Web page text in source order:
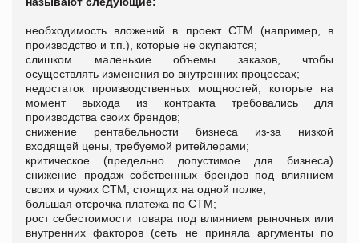
необходимость вложений в проект СТМ (например, в
производство и т.п.), которые не окупаются;
слишком маленькие объемы заказов, чтобы
осуществлять изменения во внутренних процессах;
недостаток производственных мощностей, которые на
момент выхода из контракта требовались для
производства своих брендов;
снижение рентабельности бизнеса из-за низкой
входящей цены, требуемой ритейлерами;
критическое (предельно допустимое для бизнеса)
снижение продаж собственных брендов под влиянием
своих и чужих СТМ, стоящих на одной полке;
большая отсрочка платежа по СТМ;
рост себестоимости товара под влиянием рыночных или
внутренних факторов (сеть не приняла аргументы по